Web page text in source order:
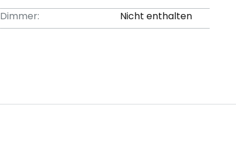
Dimmer:
Nicht enthalten